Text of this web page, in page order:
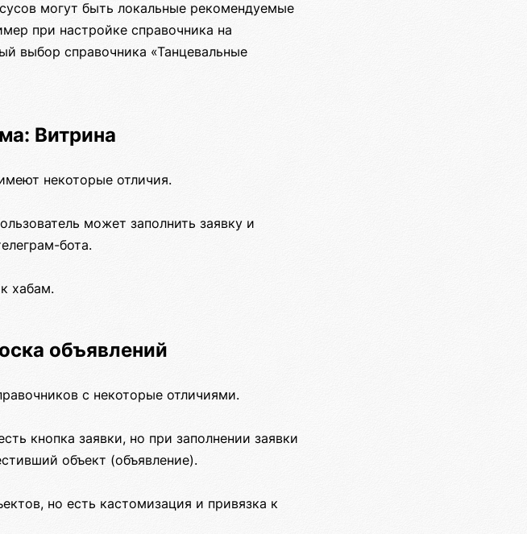
могут быть локальные рекомендуемые
при настройке справочника на
выбор справочника «Танцевальные
Витрина
некоторые отличия.
может заполнить заявку и
бота.
хабам.
объявлений
с некоторые отличиями.
кнопка заявки, но при заполнении заявки
объект (объявление).
но есть кастомизация и привязка к